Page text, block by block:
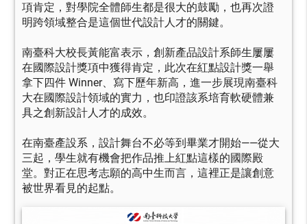
項肯定，對學院全體師生都是很大的鼓勵，也再次證
明跨領域整合是這個世代設計人才的關鍵。
南臺科大校長黃能富表示，創新產品設計系師生屢屢
在國際設計獎項中獲得肯定，此次在紅點設計獎一舉
拿下四件 Winner、寫下歷年新高，進一步展現南臺科
大在國際設計領域的實力，也印證該系培育軟硬體兼
具之創新設計人才的成效。
在南臺產設系，設計舞台不必等到畢業才開始——從大
三起，學生就有機會把作品推上紅點這樣的國際殿
堂。對正在思考志願的高中生而言，這裡正是讓創意
被世界看見的起點。